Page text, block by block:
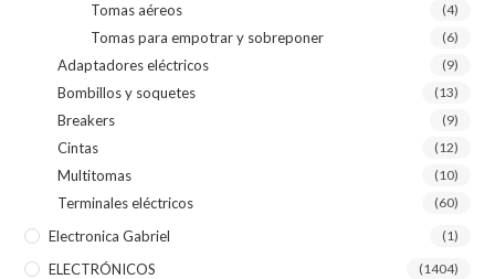
Tomas aéreos (4)
Tomas para empotrar y sobreponer (6)
Adaptadores eléctricos (9)
Bombillos y soquetes (13)
Breakers (9)
Cintas (12)
Multitomas (10)
Terminales eléctricos (60)
Electronica Gabriel (1)
ELECTRÓNICOS (1404)